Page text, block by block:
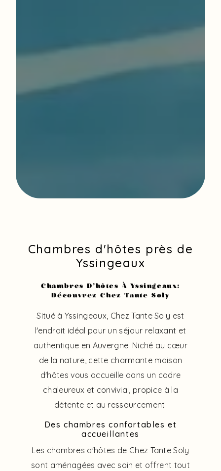
Chambres d'hôtes près de
Yssingeaux
Chambres D'hôtes À Yssingeaux:
Découvrez Chez Tante Soly
Situé à Yssingeaux, Chez Tante Soly est
l'endroit idéal pour un séjour relaxant et
authentique en Auvergne. Niché au cœur
de la nature, cette charmante maison
d'hôtes vous accueille dans un cadre
chaleureux et convivial, propice à la
détente et au ressourcement.
Des chambres confortables et
accueillantes
Les chambres d'hôtes de Chez Tante Soly
sont aménagées avec soin et offrent tout